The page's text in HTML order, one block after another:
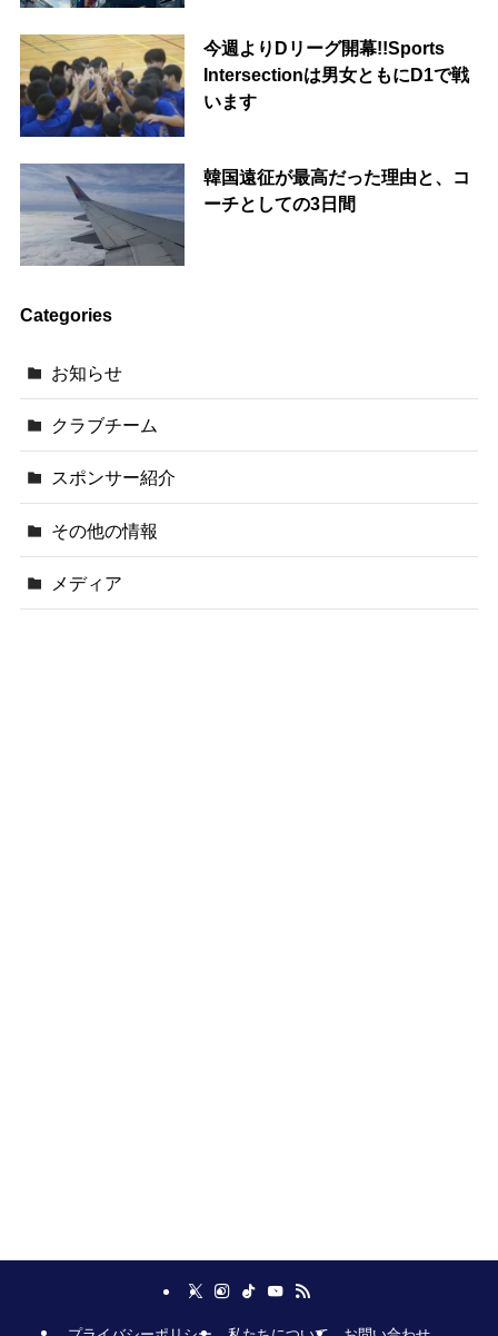
今週よりDリーグ開幕!!Sports
Intersectionは男女ともにD1で戦
います
韓国遠征が最高だった理由と、コ
ーチとしての3日間
Categories
お知らせ
クラブチーム
スポンサー紹介
その他の情報
メディア